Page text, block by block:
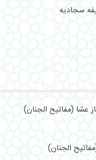
سجادیه
عشا (مفاتیح الجنان)
الجنان)